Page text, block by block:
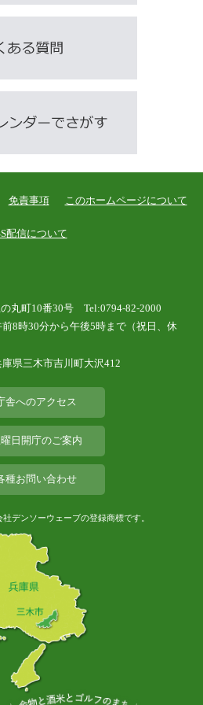
免責事項 このホームページについて
配信について
丸町10番30号 Tel:0794-82-2000
8時30分から午後5時まで（祝日、休
県三木市吉川町大沢412
舎へのアクセス
日開庁のご案内
種お問い合わせ
社デンソーウェーブの登録商標です。